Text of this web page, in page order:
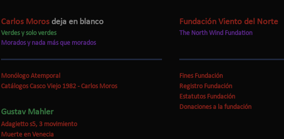
Carlos Moros deja en blanco
Verdes y solo verdes
Morados y nada más que morados
Monólogo Atemporal
Catálogos Casco Viejo 1982 - Carlos Moros
Gustav Mahler
Adagietto s5, 3 movimiento
Muerte en Venecia
Fundación Viento del Norte
The North Wind Fundation
Fines Fundación
Registro Fundación
Estatutos Fundación
Donaciones a la fundación